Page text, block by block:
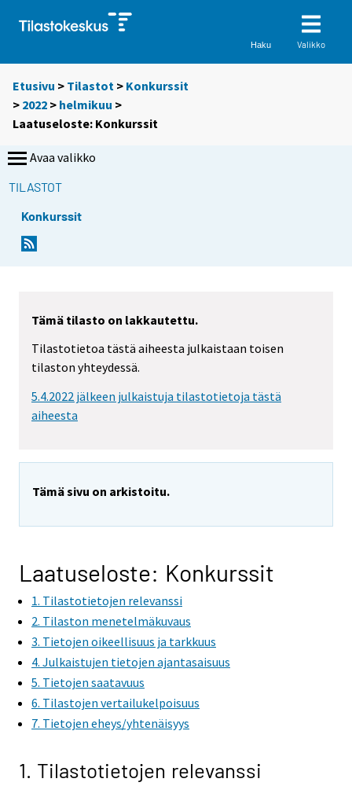
Haku Valikko
Etusivu > Tilastot > Konkurssit
> 2022 > helmikuu >
Laatuseloste: Konkurssit
Avaa valikko
TILASTOT
Konkurssit
Tämä tilasto on lakkautettu.
Tilastotietoa tästä aiheesta julkaistaan toisen
tilaston yhteydessä.
5.4.2022 jälkeen julkaistuja tilastotietoja tästä
aiheesta
Tämä sivu on arkistoitu.
Laatuseloste: Konkurssit
1. Tilastotietojen relevanssi
2. Tilaston menetelmäkuvaus
3. Tietojen oikeellisuus ja tarkkuus
4. Julkaistujen tietojen ajantasaisuus
5. Tietojen saatavuus
6. Tilastojen vertailukelpoisuus
7. Tietojen eheys/yhtenäisyys
1. Tilastotietojen relevanssi